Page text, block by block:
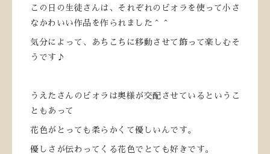
この日の生徒さんは、それぞれのビオラを使って小さ
なかわいい作品を作られました＾＾
気分によって、あちこちに移動させて飾って楽しむそ
うです♪
うえたさんのビオラは奥様が交配させているというこ
ともあって
花色がとっても柔らかくて優しいんです。
優しさが伝わってくる花色でとても好きです。